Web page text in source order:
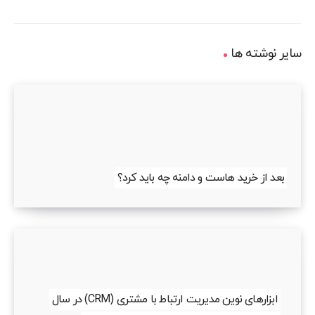
سایر نوشته ها
بعد از خرید هاست و دامنه چه باید کرد؟
ابزارهای نوین مدیریت ارتباط با مشتری (CRM) در سال